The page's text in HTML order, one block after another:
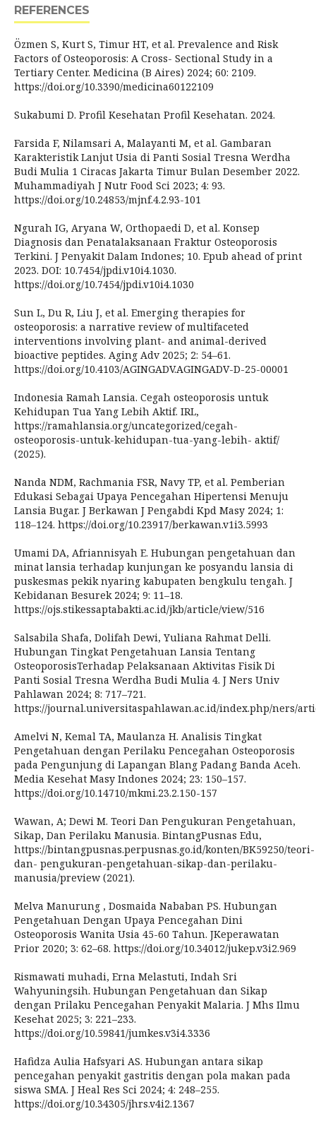
REFERENCES
Özmen S, Kurt S, Timur HT, et al. Prevalence and Risk
Factors of Osteoporosis: A Cross- Sectional Study in a
Tertiary Center. Medicina (B Aires) 2024; 60: 2109.
https://doi.org/10.3390/medicina60122109
Sukabumi D. Profil Kesehatan Profil Kesehatan. 2024.
Farsida F, Nilamsari A, Malayanti M, et al. Gambaran
Karakteristik Lanjut Usia di Panti Sosial Tresna Werdha
Budi Mulia 1 Ciracas Jakarta Timur Bulan Desember 2022.
Muhammadiyah J Nutr Food Sci 2023; 4: 93.
https://doi.org/10.24853/mjnf.4.2.93-101
Ngurah IG, Aryana W, Orthopaedi D, et al. Konsep
Diagnosis dan Penatalaksanaan Fraktur Osteoporosis
Terkini. J Penyakit Dalam Indones; 10. Epub ahead of print
2023. DOI: 10.7454/jpdi.v10i4.1030.
https://doi.org/10.7454/jpdi.v10i4.1030
Sun L, Du R, Liu J, et al. Emerging therapies for
osteoporosis: a narrative review of multifaceted
interventions involving plant- and animal-derived
bioactive peptides. Aging Adv 2025; 2: 54–61.
https://doi.org/10.4103/AGINGADV.AGINGADV-D-25-00001
Indonesia Ramah Lansia. Cegah osteoporosis untuk
Kehidupan Tua Yang Lebih Aktif. IRL,
https://ramahlansia.org/uncategorized/cegah-
osteoporosis-untuk-kehidupan-tua-yang-lebih- aktif/
(2025).
Nanda NDM, Rachmania FSR, Navy TP, et al. Pemberian
Edukasi Sebagai Upaya Pencegahan Hipertensi Menuju
Lansia Bugar. J Berkawan J Pengabdi Kpd Masy 2024; 1:
118–124. https://doi.org/10.23917/berkawan.v1i3.5993
Umami DA, Afriannisyah E. Hubungan pengetahuan dan
minat lansia terhadap kunjungan ke posyandu lansia di
puskesmas pekik nyaring kabupaten bengkulu tengah. J
Kebidanan Besurek 2024; 9: 11–18.
https://ojs.stikessaptabakti.ac.id/jkb/article/view/516
Salsabila Shafa, Dolifah Dewi, Yuliana Rahmat Delli.
Hubungan Tingkat Pengetahuan Lansia Tentang
OsteoporosisTerhadap Pelaksanaan Aktivitas Fisik Di
Panti Sosial Tresna Werdha Budi Mulia 4. J Ners Univ
Pahlawan 2024; 8: 717–721.
https://journal.universitaspahlawan.ac.id/index.php/ners/
Amelvi N, Kemal TA, Maulanza H. Analisis Tingkat
Pengetahuan dengan Perilaku Pencegahan Osteoporosis
pada Pengunjung di Lapangan Blang Padang Banda Aceh.
Media Kesehat Masy Indones 2024; 23: 150–157.
https://doi.org/10.14710/mkmi.23.2.150-157
Wawan, A; Dewi M. Teori Dan Pengukuran Pengetahuan,
Sikap, Dan Perilaku Manusia. BintangPusnas Edu,
https://bintangpusnas.perpusnas.go.id/konten/BK59250/teori-
dan- pengukuran-pengetahuan-sikap-dan-perilaku-
manusia/preview (2021).
Melva Manurung , Dosmaida Nababan PS. Hubungan
Pengetahuan Dengan Upaya Pencegahan Dini
Osteoporosis Wanita Usia 45-60 Tahun. JKeperawatan
Prior 2020; 3: 62–68. https://doi.org/10.34012/jukep.v3i2.969
Rismawati muhadi, Erna Melastuti, Indah Sri
Wahyuningsih. Hubungan Pengetahuan dan Sikap
dengan Prilaku Pencegahan Penyakit Malaria. J Mhs Ilmu
Kesehat 2025; 3: 221–233.
https://doi.org/10.59841/jumkes.v3i4.3336
Hafidza Aulia Hafsyari AS. Hubungan antara sikap
pencegahan penyakit gastritis dengan pola makan pada
siswa SMA. J Heal Res Sci 2024; 4: 248–255.
https://doi.org/10.34305/jhrs.v4i2.1367